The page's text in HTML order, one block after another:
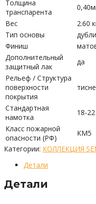
Толщина
транспарента
Вес
2.60
Тип основы
Финиш
Дополнительный
защитный лак
да
Рельеф / Структура
поверхности
покрытия
Стандартная
намотка
18-
Класс пожарной
опасности (РФ)
КМ5
Категории: КОЛЛЕКЦИЯ
Детали
Детали